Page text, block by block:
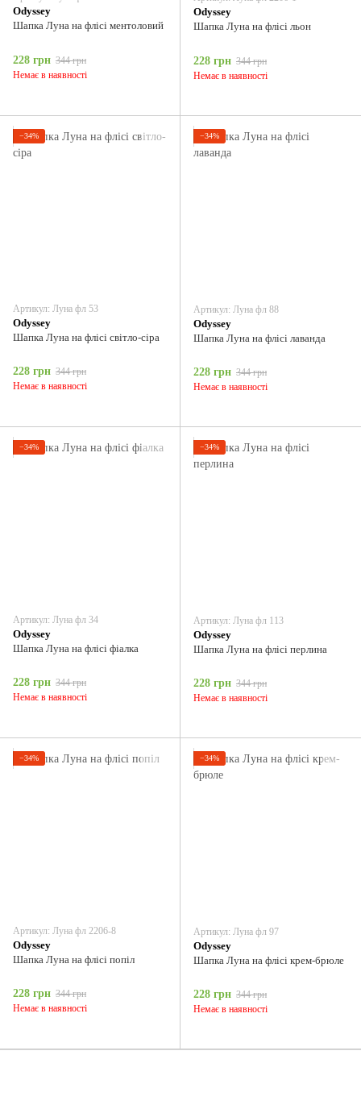
Odyssey
Шапка Луна на флісі ментоловий
228 грн 344 грн
Немає в наявності
Odyssey
Шапка Луна на флісі льон
228 грн 344 грн
Немає в наявності
−34%
Артикул: Луна фл 53
Odyssey
Шапка Луна на флісі світло-сіра
228 грн 344 грн
Немає в наявності
−34%
Артикул: Луна фл 88
Odyssey
Шапка Луна на флісі лаванда
228 грн 344 грн
Немає в наявності
−34%
Артикул: Луна фл 34
Odyssey
Шапка Луна на флісі фіалка
228 грн 344 грн
Немає в наявності
−34%
Артикул: Луна фл 113
Odyssey
Шапка Луна на флісі перлина
228 грн 344 грн
Немає в наявності
−34%
Артикул: Луна фл 2206-8
Odyssey
Шапка Луна на флісі попіл
228 грн 344 грн
Немає в наявності
−34%
Артикул: Луна фл 97
Odyssey
Шапка Луна на флісі крем-брюле
228 грн 344 грн
Немає в наявності